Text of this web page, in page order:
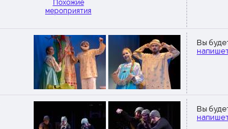
Похожие
мероприятия
Вы
Вы